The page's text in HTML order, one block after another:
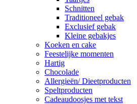
Schnitten
Traditioneel gebak
Exclusief gebak
Kleine gebakjes
Koeken en cake
Feestelijke momenten
Hartig
Chocolade
Allergieën/ Dieetproducten
Speltproducten
Cadeaudoosjes met tekst